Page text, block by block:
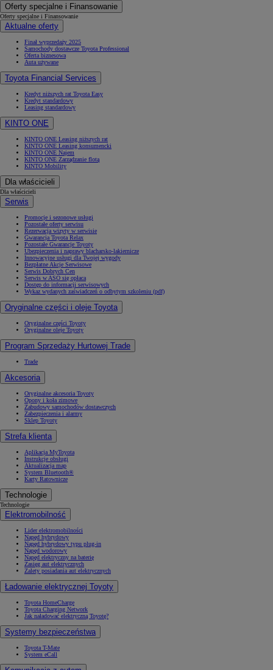
Oferty specjalne i Finansowanie
Oferty specjalne i Finansowanie
Aktualne oferty
Finał wyprzedaży 2025
Samochody dostawcze Toyota Professional
Oferta biznesowa
Auta używane
Toyota Financial Services
Kredyt niższych rat Toyota Easy
Kredyt standardowy
Leasing standardowy
KINTO ONE
KINTO ONE Leasing niższych rat
KINTO ONE Leasing konsumencki
KINTO ONE Najem
KINTO ONE Zarządzanie flotą
KINTO Mobility
Dla właścicieli
Dla właścicieli
Serwis
Promocje i sezonowe usługi
Pozostałe oferty serwisu
Rezerwacja wizyty w serwisie
Gwarancja Toyota Relax
Pozostałe Gwarancje Toyoty
Ubezpieczenia i naprawy blacharsko-lakiernicze
Innowacyjne usługi dla Twojej wygody
Bezpłatne Akcje Serwisowe
Serwis Dobrych Cen
Serwis w ASO się opłaca
Dostęp do informacji serwisowych
Wykaz wydanych zaświadczeń o odbytym szkoleniu (pdf)
Oryginalne części i oleje Toyota
Oryginalne części Toyoty
Oryginalne oleje Toyoty
Program Sprzedaży Hurtowej Trade
Trade
Akcesoria
Oryginalne akcesoria Toyoty
Opony i koła zimowe
Zabudowy samochodów dostawczych
Zabezpieczenia i alarmy
Sklep Toyoty
Strefa klienta
Aplikacja MyToyota
Instrukcje obsługi
Aktualizacja map
System Bluetooth®
Karty Ratownicze
Technologie
Technologie
Elektromobilność
Lider elektromobilności
Napęd hybrydowy
Napęd hybrydowy typu plug-in
Napęd wodorowy
Napęd elektryczny na baterię
Zasięg aut elektrycznych
Zalety posiadania aut elektrycznych
Ładowanie elektrycznej Toyoty
Toyota HomeCharge
Toyota Charging Network
Jak naładować elektryczną Toyotę?
Systemy bezpieczeństwa
Toyota T-Mate
System eCall